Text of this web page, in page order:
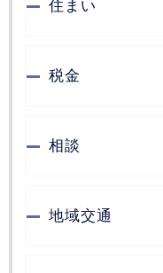
住まい
税金
相談
地域交通